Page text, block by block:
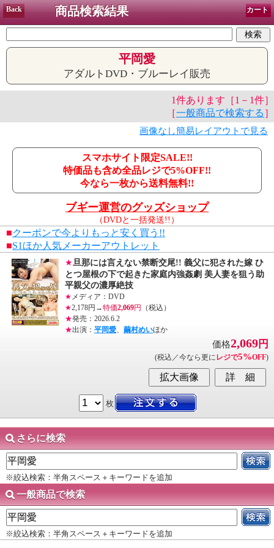
Back 商品検索結果 カート
平岡愛
アダルトDVD・ブルーレイ販売
1件あります［1－1件］
［一般商品で検索する ］
画像なし簡易レイアウトで見る
スマホサイト限定SALE!!
特価品も含め全品レジで5%OFF!!
今なら一枚から送料無料!!
ブギー運営のグッズショップ
（DVDと一括発送!!）
■クーポンで今よりもっと安く買う!!
■S1ほか人気メーカーアウトレット
★旦那には言えない禁断交尾!! 義父に犯された嫁 ひ
とつ屋根の下で起きた家庭内強姦劇 美人妻を狙う助
平親父の濃厚絶技
★ メディア：DVD
★2,178円→特価2,069円
（税込）
★発売：2026.6.2
★出演： 平岡愛、 繭村めいほか
価格2,069円
(税込／今なら更に レジで5%OFF)
枚
さらに検索
※絞込検索：半角スペース＋キーワードを追加
一般商品で検索
※絞込検索：半角スペース＋キーワードを追加